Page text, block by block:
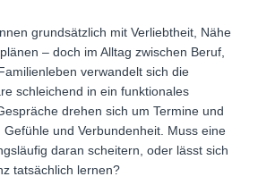
grundsätzlich mit Verliebtheit, Nähe
– doch im Alltag zwischen Beruf,
verwandelt sich die
schleichend in ein funktionales
drehen sich um Termine und
und Verbundenheit. Muss eine
daran scheitern, oder lässt sich
tatsächlich lernen?